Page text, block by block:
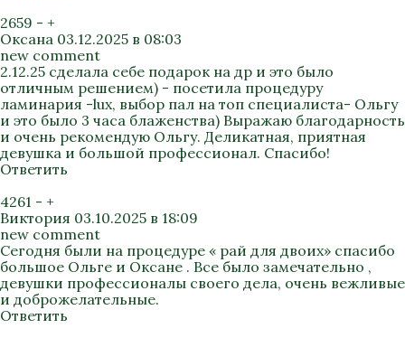
2659 - +
Оксана 03.12.2025 в 08:03
new comment
2.12.25 сделала себе подарок на др и это было
отличным решением) - посетила процедуру
ламинария -lux, выбор пал на топ специалиста- Ольгу
и это было 3 часа блаженства) Выражаю благодарность
и очень рекомендую Ольгу. Деликатная, приятная
девушка и большой профессионал. Спасибо!
Ответить
4261 - +
Виктория 03.10.2025 в 18:09
new comment
Сегодня были на процедуре « рай для двоих» спасибо
большое Ольге и Оксане . Все было замечательно ,
девушки профессионалы своего дела, очень вежливые
и доброжелательные.
Ответить